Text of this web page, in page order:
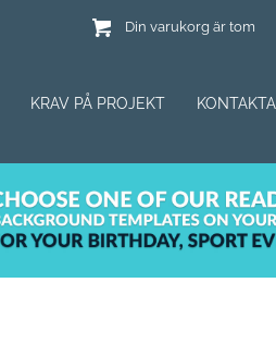
Din varukorg är tom
KRAV PÅ PROJEKT